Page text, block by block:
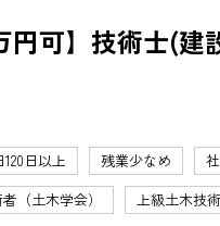
円可】技術士(
日以上 残業少なめ
（土木学会） 上級土木技